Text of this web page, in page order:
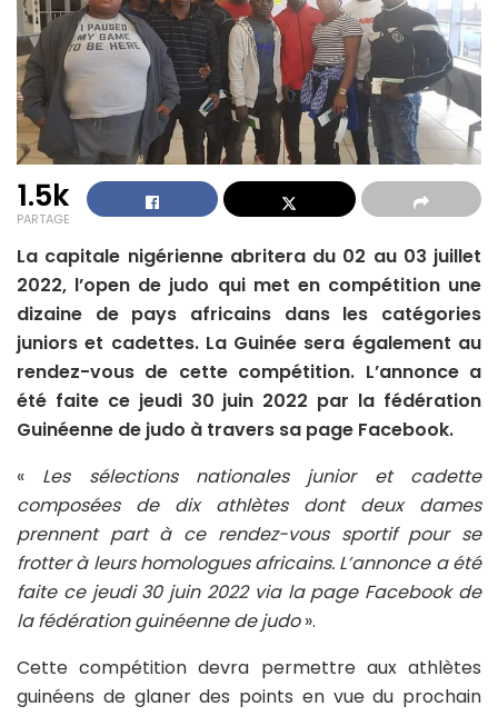
1.5k
PARTAGE
La capitale nigérienne abritera du 02 au 03 juillet
2022, l’open de judo qui met en compétition une
dizaine de pays africains dans les catégories
juniors et cadettes. La Guinée sera également au
rendez-vous de cette compétition. L’annonce a
été faite ce jeudi 30 juin 2022 par la fédération
Guinéenne de judo à travers sa page Facebook.
« Les sélections nationales junior et cadette
composées de dix athlètes dont deux dames
prennent part à ce rendez-vous sportif pour se
frotter à leurs homologues africains. L’annonce a été
faite ce jeudi 30 juin 2022 via la page Facebook de
la fédération guinéenne de judo».
Cette compétition devra permettre aux athlètes
guinéens de glaner des points en vue du prochain